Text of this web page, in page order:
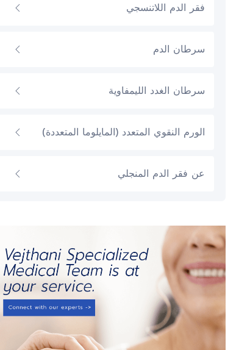
فقر الدم اللاتنسجي
سرطان الدم
سرطان الغدد الليمفاوية
الورم النقوي المتعدد (المايلوما المتعددة)
عن فقر الدم المنجلي